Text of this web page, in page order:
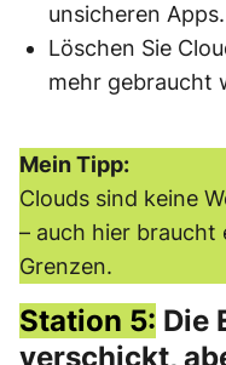
unsicheren Apps.
Löschen Sie
mehr gebraucht
Mein Tipp:
Clouds sind keine
– auch hier braucht
Grenzen.
Station 5: Die
verschickt,